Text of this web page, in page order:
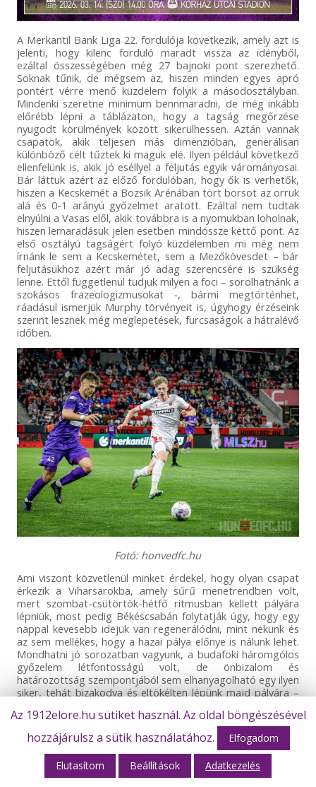
A Merkantil Bank Liga 22. fordulója következik, amely azt is
jelenti, hogy kilenc forduló maradt vissza az idényből,
ezáltal összességében még 27 bajnoki pont szerezhető.
Soknak tűnik, de mégsem az, hiszen minden egyes apró
pontért vérre menő küzdelem folyik a másodosztályban.
Mindenki szeretne minimum bennmaradni, de még inkább
előrébb lépni a táblázaton, hogy a tagság megőrzése
nyugodt körülmények között sikerülhessen. Aztán vannak
csapatok, akik teljesen más dimenzióban, generálisan
különböző célt tűztek ki maguk elé. Ilyen például következő
ellenfelünk is, akik jó eséllyel a feljutás egyik várományosai.
Bár láttuk azért az előző fordulóban, hogy ők is verhetők,
hiszen a Kecskemét a Bozsik Arénában tört borsot az orruk
alá és 0-1 arányú győzelmet aratott. Ezáltal nem tudtak
elnyúlni a Vasas elől, akik továbbra is a nyomukban loholnak,
hiszen lemaradásuk jelen esetben mindössze kettő pont. Az
első osztályú tagságért folyó küzdelemben mi még nem
írnánk le sem a Kecskemétet, sem a Mezőkövesdet – bár
feljutásukhoz azért már jó adag szerencsére is szükség
lenne. Ettől függetlenül tudjuk milyen a foci – sorolhatnánk a
szokásos frazeologizmusokat -, bármi megtörténhet,
ráadásul ismerjük Murphy törvényeit is, úgyhogy érzéseink
szerint lesznek még meglepetések, furcsaságok a hátralévő
időben.
Fotó: honvedfc.hu
Ami viszont közvetlenül minket érdekel, hogy olyan csapat
érkezik a Viharsarokba, amely sűrű menetrendben volt,
mert szombat-csütörtök-hétfő ritmusban kellett pályára
lépniük, most pedig Békéscsabán folytatják úgy, hogy egy
nappal kevesebb idejük van regenerálódni, mint nekünk és
az sem mellékes, hogy a hazai pálya előnye is nálunk lehet.
Mondhatni jó sorozatban vagyunk, a budafoki háromgólos
győzelem létfontosságú volt, de önbizalom és
határozottság szempontjából sem elhanyagolható egy ilyen
siker, tehát bizakodva és eltökélten lépünk majd pályára –
tehát jó eséllyel telt ház közeli állapot lehet és közönségünk
biztatása hatalmas segítség. Természetesen vendégeink és
szurkolóik is készülnek, a vendég szektor a Honvéd
szimpatizánsokkal lesz tele – de jól van az így, ízig-vérig
valódi labdarúgó mérkőzésre van tehát kilátás, parázs
hangulattal és megfelelő hőfokkal! Ez kell!
Az 1912elore.hu sütiket használ. Az oldal böngészésével
hozzájárulsz a sütik használatához.
Elfogadom
Elutasítom Beállítások Adatkezelés